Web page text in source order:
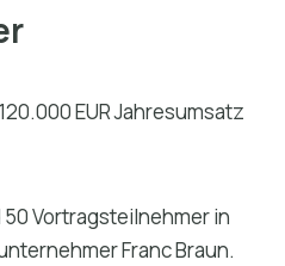
EUR Jahresumsatz
50 Vortragsteilnehmer in
Franc Braun.